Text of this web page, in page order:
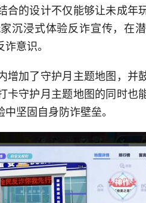
合的设计不仅能够让未成年
沉浸式体验反诈宣传，在
意识。
增加了守护月主题地图，并
卡守护月主题地图的同时也
坚固自身防诈壁垒。